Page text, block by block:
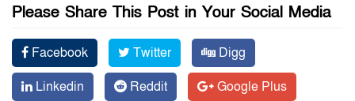
Please Share This Post in Your Social Media
Facebook Twitter
Digg
Linkedin
Reddit
Google Plus